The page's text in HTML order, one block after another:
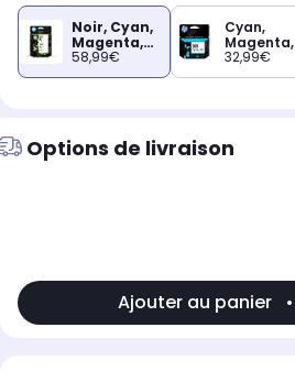
Noir, Cyan,
Magenta,
Jaune
58,99€
Cyan,
Magenta,
Jaune
32,99€
Options de livraison
Ajouter au panier •